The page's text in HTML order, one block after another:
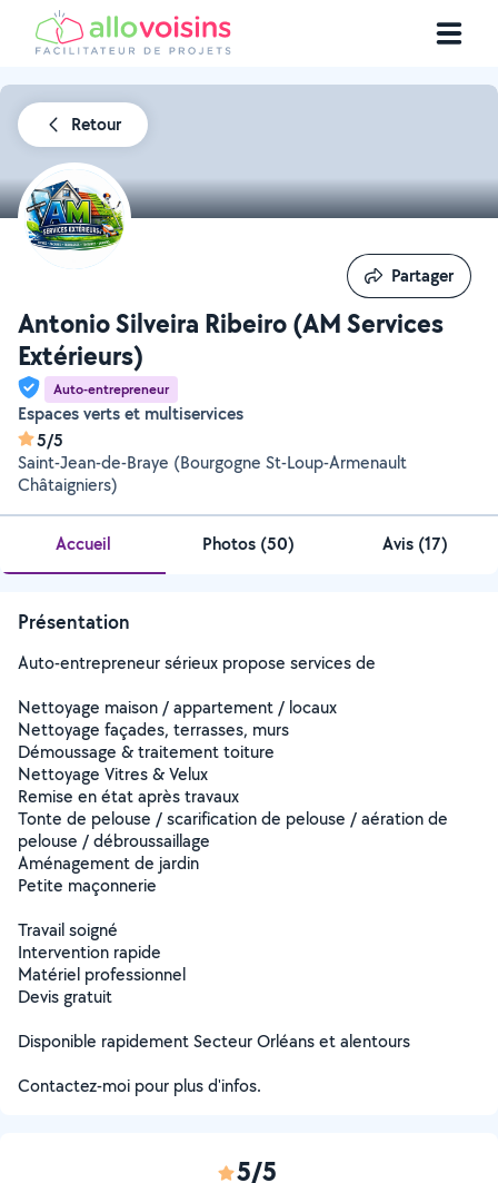
Retour
Antonio Silveira Ribeiro (AM Services
Extérieurs)
Auto-entrepreneur
Espaces verts et multiservices
5/5
Saint-Jean-de-Braye (Bourgogne St-Loup-Armenault
Châtaigniers)
Partager
Partager
Accueil Photos (50) Avis (17)
Présentation
Auto-entrepreneur sérieux propose services de
Nettoyage maison / appartement / locaux
Nettoyage façades, terrasses, murs
Démoussage & traitement toiture
Nettoyage Vitres & Velux
Remise en état après travaux
Tonte de pelouse / scarification de pelouse / aération de
pelouse / débroussaillage
Aménagement de jardin
Petite maçonnerie
Travail soigné
Intervention rapide
Matériel professionnel
Devis gratuit
Disponible rapidement Secteur Orléans et alentours
Contactez-moi pour plus d'infos.
5/5